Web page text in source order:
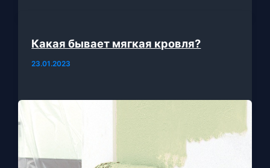
Какая бывает мягкая кровля?
23.01.2023